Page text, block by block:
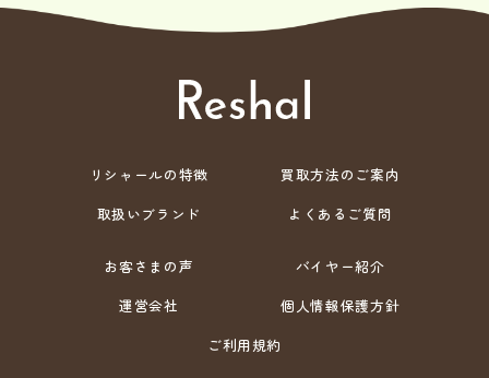
リシャールの特徴
買取方法のご案内
取扱いブランド
よくあるご質問
お客さまの声
バイヤー紹介
運営会社
個人情報保護方針
ご利用規約